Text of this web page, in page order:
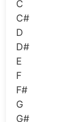
C
C#
D
D#
E
F
F#
G
G#